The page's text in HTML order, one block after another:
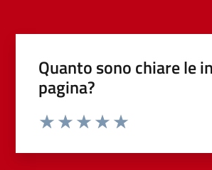
Quanto sono chiare le
pagina?